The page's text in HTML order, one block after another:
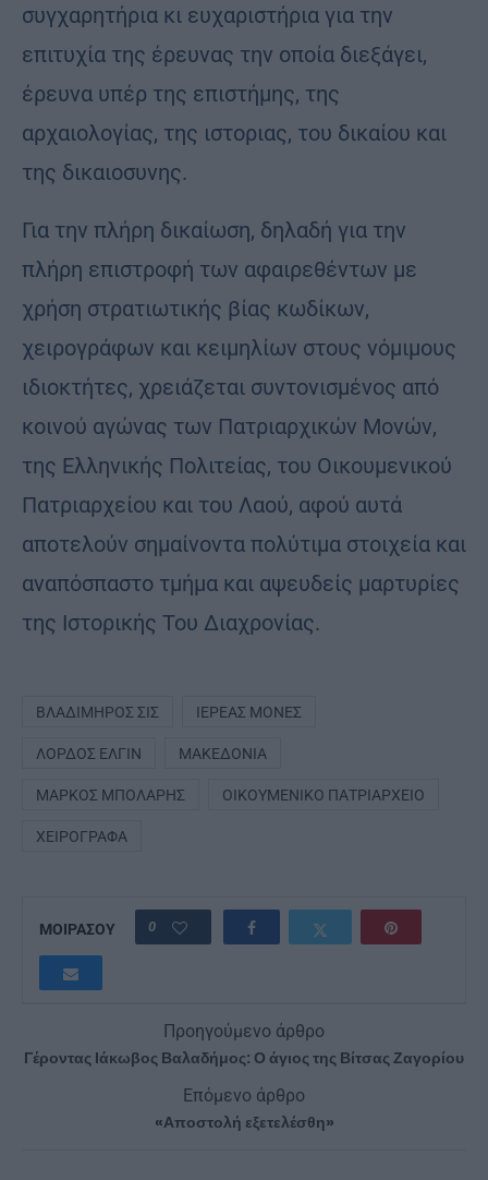
συγχαρητήρια κι ευχαριστήρια για την
επιτυχία της έρευνας την οποία διεξάγει,
έρευνα υπέρ της επιστήμης, της
αρχαιολογίας, της ιστοριας, του δικαίου και
της δικαιοσυνης.
Για την πλήρη δικαίωση, δηλαδή για την
πλήρη επιστροφή των αφαιρεθέντων με
χρήση στρατιωτικής βίας κωδίκων,
χειρογράφων και κειμηλίων στους νόμιμους
ιδιοκτήτες, χρειάζεται συντονισμένος από
κοινού αγώνας των Πατριαρχικών Μονών,
της Ελληνικής Πολιτείας, του Οικουμενικού
Πατριαρχείου και του Λαού, αφού αυτά
αποτελούν σημαίνοντα πολύτιμα στοιχεία και
αναπόσπαστο τμήμα και αψευδείς μαρτυρίες
της Ιστορικής Του Διαχρονίας.
ΒΛΑΔΊΜΗΡΟΣ ΣΙΣ ΙΕΡΈΑΣ ΜΟΝΈΣ
ΛΌΡΔΟΣ ΕΛΓΙΝ ΜΑΚΕΔΟΝΊΑ
ΜΆΡΚΟΣ ΜΠΌΛΑΡΗΣ ΟΙΚΟΥΜΕΝΙΚΌ ΠΑΤΡΙΑΡΧΕΊΟ
ΧΕΙΡΌΓΡΑΦΑ
ΜΟΙΡΑΣΟΥ 0
Προηγούμενο άρθρο
Γέροντας Ιάκωβος Βαλαδήμος: Ο άγιος της Βίτσας Ζαγορίου
Επόμενο άρθρο
«Αποστολή εξετελέσθη»